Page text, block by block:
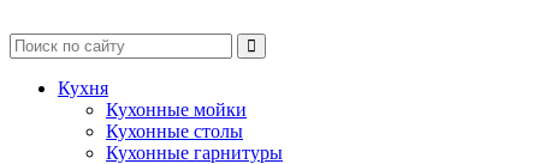
Кухня
Кухонные мойки
Кухонные столы
Кухонные гарнитуры